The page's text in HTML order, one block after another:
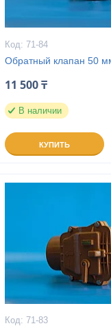
71-84
Обратный клапан 50
11 500 ₸
В наличии
КУПИТЬ
71-83